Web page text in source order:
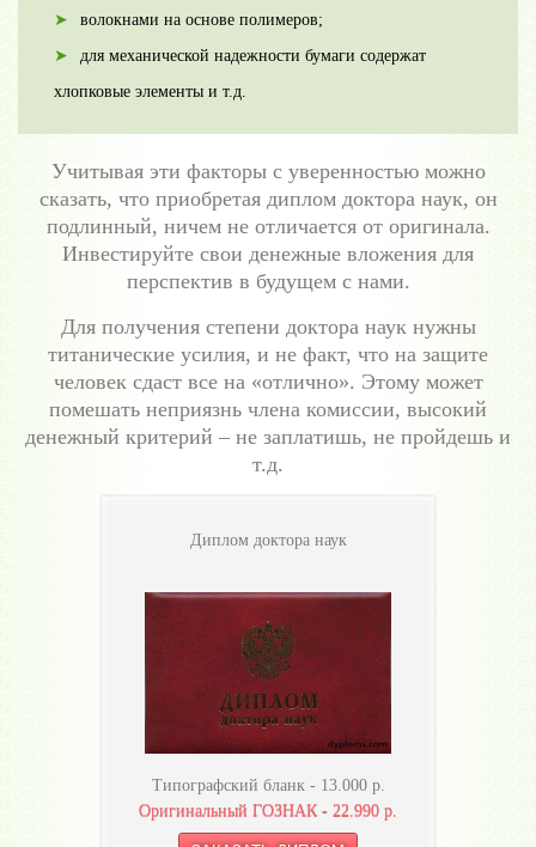
волокнами на основе полимеров;
для механической надежности бумаги содержат
хлопковые элементы и т.д.
Учитывая эти факторы с уверенностью можно
сказать, что приобретая диплом доктора наук, он
подлинный, ничем не отличается от оригинала.
Инвестируйте свои денежные вложения для
перспектив в будущем с нами.
Для получения степени доктора наук нужны
титанические усилия, и не факт, что на защите
человек сдаст все на «отлично». Этому может
помешать неприязнь члена комиссии, высокий
денежный критерий – не заплатишь, не пройдешь и
т.д.
Диплом доктора наук
Типографский бланк - 13.000р.
Оригинальный ГОЗНАК - 22.990 р.